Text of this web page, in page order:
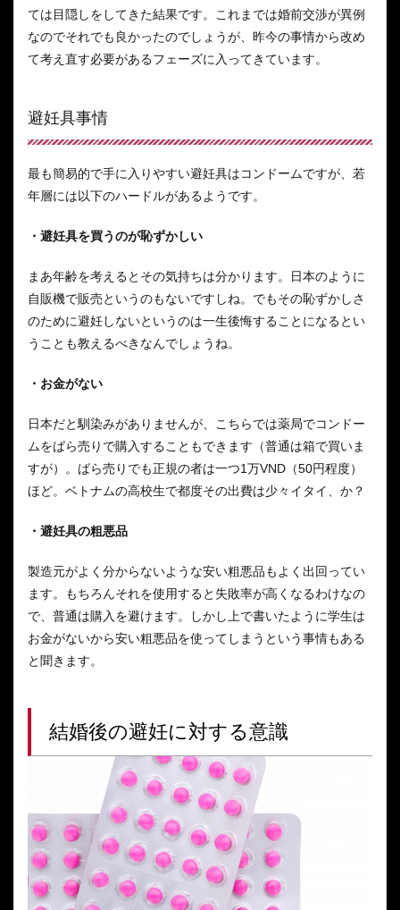
ては目隠しをしてきた結果です。これまでは婚前交渉が異例
なのでそれでも良かったのでしょうが、昨今の事情から改め
て考え直す必要があるフェーズに入ってきています。
避妊具事情
最も簡易的で手に入りやすい避妊具はコンドームですが、若
年層には以下のハードルがあるようです。
・避妊具を買うのが恥ずかしい
まあ年齢を考えるとその気持ちは分かります。日本のように
自販機で販売というのもないですしね。でもその恥ずかしさ
のために避妊しないというのは一生後悔することになるとい
うことも教えるべきなんでしょうね。
・お金がない
日本だと馴染みがありませんが、こちらでは薬局でコンドー
ムをばら売りで購入することもできます（普通は箱で買いま
すが）。ばら売りでも正規の者は一つ1万VND（50円程度）
ほど。ベトナムの高校生で都度その出費は少々イタイ、か？
・避妊具の粗悪品
製造元がよく分からないような安い粗悪品もよく出回ってい
ます。もちろんそれを使用すると失敗率が高くなるわけなの
で、普通は購入を避けます。しかし上で書いたように学生は
お金がないから安い粗悪品を使ってしまうという事情もある
と聞きます。
結婚後の避妊に対する意識